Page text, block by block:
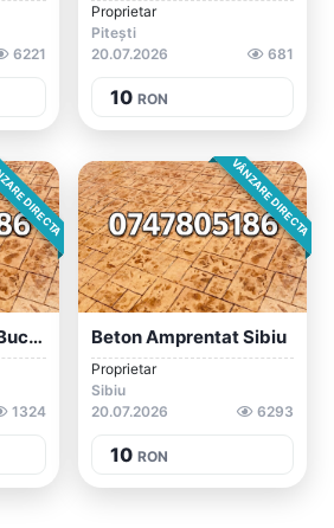
6221
Proprietar
Pitești
20.07.2026
681
10 RON
DIRECTA
Beton Amprentat București / Ilfov
1324
VÂNZARE DIRECTA
Beton Amprentat Sibiu
Proprietar
Sibiu
20.07.2026
6293
10 RON